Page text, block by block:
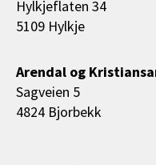
Hylkjeflaten 34
5109 Hylkje
Arendal og
Sagveien 5
4824 Bjorbekk